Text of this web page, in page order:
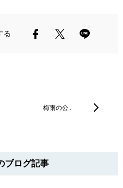
る
梅雨の公…
ブログ記事